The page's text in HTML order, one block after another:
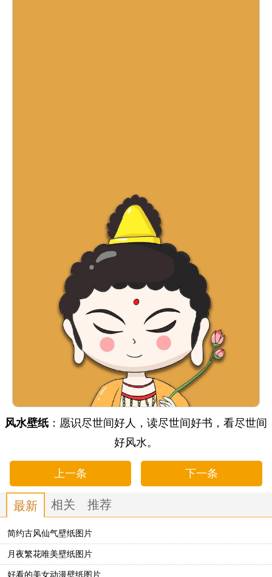
风水壁纸 ：愿识尽世间好人，读尽世间好书，看尽世间
好风水。
上一条 下一条
最新 相关 推荐
简约古风仙气壁纸图片
月夜繁花唯美壁纸图片
好看的美女动漫壁纸图片